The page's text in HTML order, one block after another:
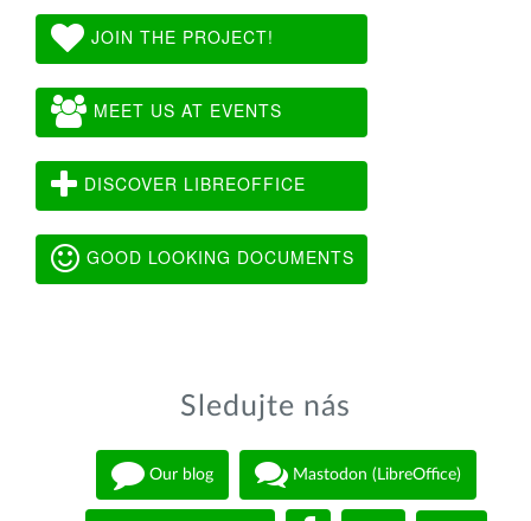
JOIN THE PROJECT!
MEET US AT EVENTS
DISCOVER LIBREOFFICE
GOOD LOOKING DOCUMENTS
Sledujte nás
Our blog Mastodon (LibreOffice)